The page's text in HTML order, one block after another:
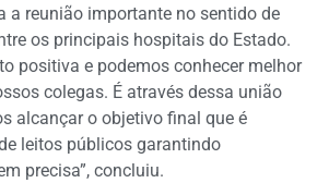
a reunião importante no sentido de
os principais hospitais do Estado.
positiva e podemos conhecer melhor
colegas. É através dessa união
alcançar o objetivo final que é
leitos públicos garantindo
precisa”, concluiu.